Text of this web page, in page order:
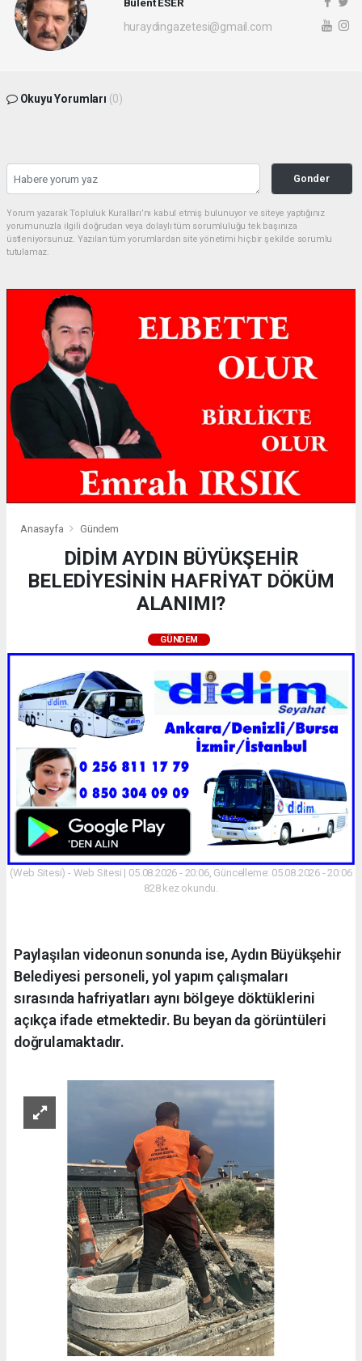
huraydingazetesi@gmail.com
Okuyu Yorumları (0)
Gonder
Yorum yazarak Topluluk Kuralları’nı kabul etmiş bulunuyor ve siteye yaptığınız
yorumunuzla ilgili doğrudan veya dolaylı tüm sorumluluğu tek başınıza
üstleniyorsunuz. Yazılan tüm yorumlardan site yönetimi hiçbir şekilde sorumlu
tutulamaz.
Anasayfa Gündem
DİDİM AYDIN BÜYÜKŞEHİR
BELEDİYESİNİN HAFRİYAT DÖKÜM
ALANIMI?
GÜNDEM
(Web Sitesi) - Web Sitesi | 05.08.2026 - 20:06, Güncelleme: 05.08.2026 - 20:06
828 kez okundu.
Paylaşılan videonun sonunda ise, Aydın Büyükşehir
Belediyesi personeli, yol yapım çalışmaları
sırasında hafriyatları aynı bölgeye döktüklerini
açıkça ifade etmektedir. Bu beyan da görüntüleri
doğrulamaktadır.